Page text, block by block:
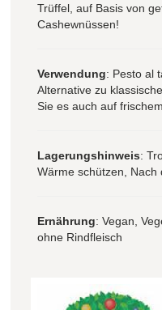
Trüffel, auf Basis von
Cashewnüssen!
Verwendung: Pesto al
Alternative zu
Sie es auch auf
Lagerungshinweis:
Wärme schützen,
Ernährung: Vegan,
ohne Rindfleisch